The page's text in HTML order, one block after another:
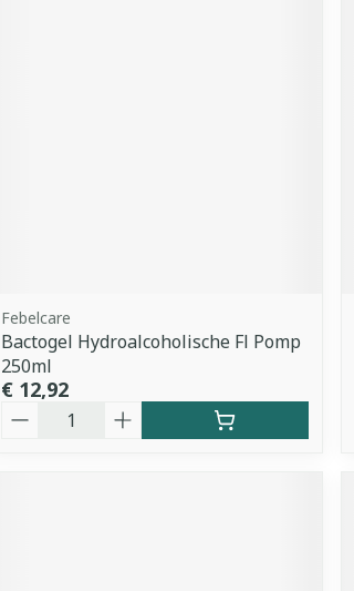
Febelcare
Bactogel Hydroalcoholische Fl Pomp
250ml
€ 12,92